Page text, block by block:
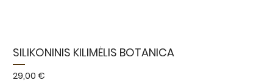
SILIKONINIS KILIMĖLIS BOTANICA
Kaina
29,00 €